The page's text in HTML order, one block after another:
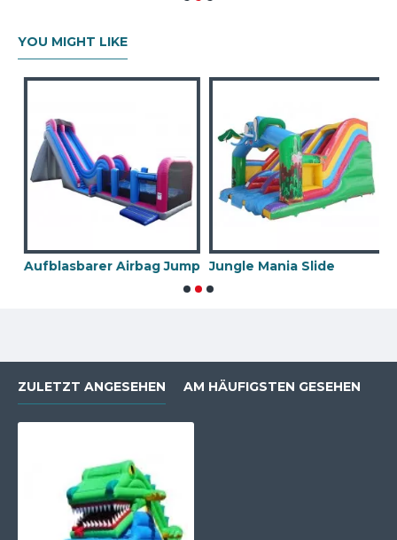
YOU MIGHT LIKE
Aufblasbarer Airbag Jump Jungle Mania Slide
ZULETZT ANGESEHEN AM HÄUFIGSTEN GESEHEN